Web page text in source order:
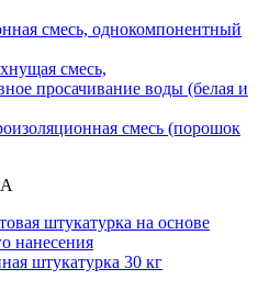
смесь, однокомпонентный
смесь,
просачивание воды (белая и
смесь (порошок
штукатурка на основе
нанесения
штукатурка 30 кг